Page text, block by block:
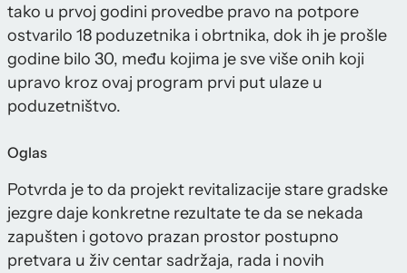
tako u prvoj godini provedbe pravo na potpore
ostvarilo 18 poduzetnika i obrtnika, dok ih je prošle
godine bilo 30, među kojima je sve više onih koji
upravo kroz ovaj program prvi put ulaze u
poduzetništvo.
Oglas
Potvrda je to da projekt revitalizacije stare gradske
jezgre daje konkretne rezultate te da se nekada
zapušten i gotovo prazan prostor postupno
pretvara u živ centar sadržaja, rada i novih